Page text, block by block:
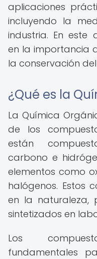
aplicaciones
incluyendo la
industria. En este
en la importancia
la conservación
¿Qué es la
La Química
de los
están
carbono e
elementos como
halógenos. Estos
en la naturaleza,
sintetizados en
Los
fundamentales